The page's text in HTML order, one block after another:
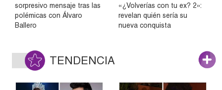
sorpresivo mensaje tras las
polémicas con Álvaro
Ballero
«¿Volverías con tu ex? 2»:
revelan quién sería su
nueva conquista
TENDENCIA